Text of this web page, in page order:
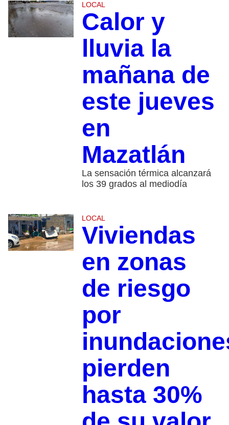
LOCAL
Calor y
lluvia la
mañana de
este jueves
en
Mazatlán
La sensación térmica alcanzará
los 39 grados al mediodía
LOCAL
Viviendas
en zonas
de riesgo
por
pierden
hasta 30%